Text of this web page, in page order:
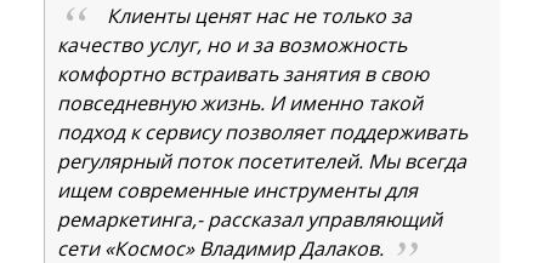
Клиенты ценят нас не только за
качество услуг, но и за возможность
комфортно встраивать занятия в свою
повседневную жизнь. И именно такой
подход к сервису позволяет поддерживать
регулярный поток посетителей. Мы всегда
ищем современные инструменты для
ремаркетинга,- рассказал управляющий
сети «Космос» Владимир Далаков.